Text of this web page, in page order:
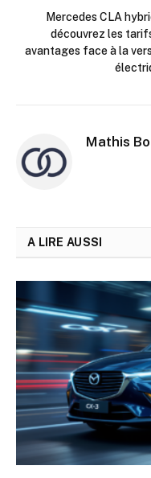
Mercedes CLA
découvrez les
avantages face à la
Mathis
A LIRE AUSSI